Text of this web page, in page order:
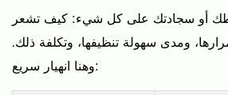
المناسب
لأي
غرفة
4.1
أو سجادتك على كل شيء: كيف تشعر
ومدى سهولة تنظيفها، وتكلفة ذلك.
وهنا انهيار سريع: